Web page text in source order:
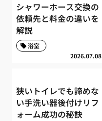
シャワーホース交換の
依頼先と料金の違いを
解説
2026.07.08
浴室
狭いトイレでも諦めな
い手洗い器後付けリフ
ォーム成功の秘訣